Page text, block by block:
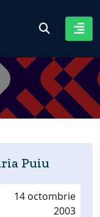
Puiu
14 octombrie
2003